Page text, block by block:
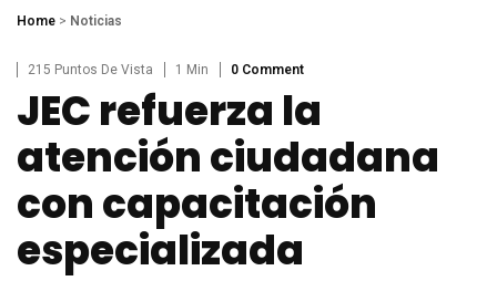
Home > Noticias
215 Puntos De Vista 1 Min 0 Comment
JEC refuerza la
atención ciudadana
con capacitación
especializada